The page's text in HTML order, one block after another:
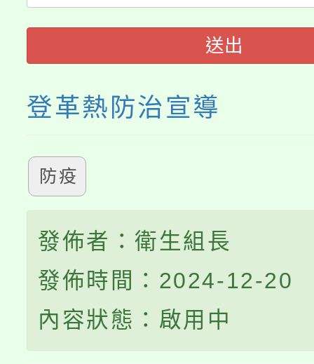
代理(課)教師甄選結果(
轉知中國文化大學推廣
《TA101》溝通分析基
程，歡迎學生輔導中心
系所師生報名參加。
送出
登革熱防治宣導
防疫
發佈者：衛生組長
發佈時間：2024-12-20
內容狀態：啟用中